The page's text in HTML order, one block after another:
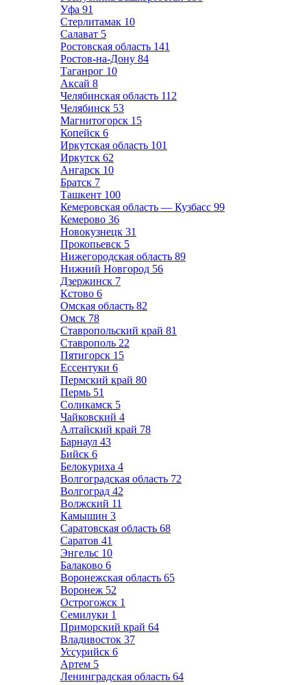
Уфа 91
Стерлитамак 10
Салават 5
Ростовская область 141
Ростов-на-Дону 84
Таганрог 10
Аксай 8
Челябинская область 112
Челябинск 53
Магнитогорск 15
Копейск 6
Иркутская область 101
Иркутск 62
Ангарск 10
Братск 7
Ташкент 100
Кемеровская область — Кузбасс 99
Кемерово 36
Новокузнецк 31
Прокопьевск 5
Нижегородская область 89
Нижний Новгород 56
Дзержинск 7
Кстово 6
Омская область 82
Омск 78
Ставропольский край 81
Ставрополь 22
Пятигорск 15
Ессентуки 6
Пермский край 80
Пермь 51
Соликамск 5
Чайковский 4
Алтайский край 78
Барнаул 43
Бийск 6
Белокуриха 4
Волгоградская область 72
Волгоград 42
Волжский 11
Камышин 3
Саратовская область 68
Саратов 41
Энгельс 10
Балаково 6
Воронежская область 65
Воронеж 52
Острогожск 1
Семилуки 1
Приморский край 64
Владивосток 37
Уссурийск 6
Артем 5
Ленинградская область 64